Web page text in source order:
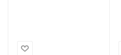
Длина приманки, мм